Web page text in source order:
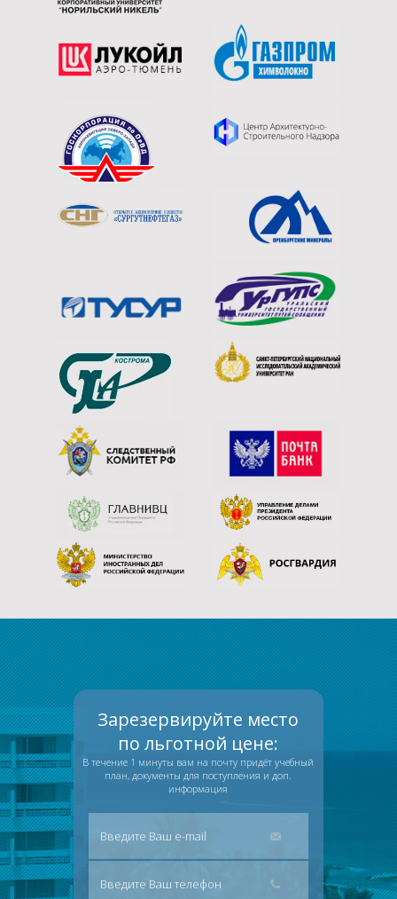
Зарезервируйте место
по льготной цене:
В течение 1 минуты вам на почту придёт учебный
план, документы для поступления и доп.
информация